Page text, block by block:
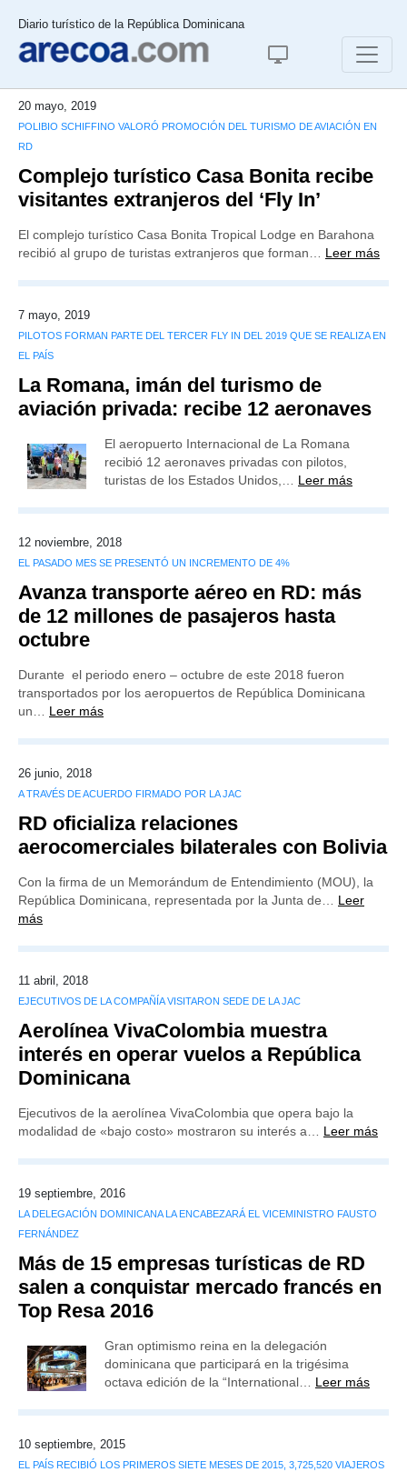
Diario turístico de la República Dominicana
20 mayo, 2019
POLIBIO SCHIFFINO VALORÓ PROMOCIÓN DEL TURISMO DE AVIACIÓN EN
RD
Complejo turístico Casa Bonita recibe
visitantes extranjeros del ‘Fly In’
El complejo turístico Casa Bonita Tropical Lodge en Barahona
recibió al grupo de turistas extranjeros que forman… Leer más
7 mayo, 2019
PILOTOS FORMAN PARTE DEL TERCER FLY IN DEL 2019 QUE SE REALIZA EN
EL PAÍS
La Romana, imán del turismo de
aviación privada: recibe 12 aeronaves
El aeropuerto Internacional de La Romana
recibió 12 aeronaves privadas con pilotos,
turistas de los Estados Unidos,… Leer más
12 noviembre, 2018
EL PASADO MES SE PRESENTÓ UN INCREMENTO DE 4%
Avanza transporte aéreo en RD: más
de 12 millones de pasajeros hasta
octubre
Durante el periodo enero – octubre de este 2018 fueron
transportados por los aeropuertos de República Dominicana
un… Leer más
26 junio, 2018
A TRAVÉS DE ACUERDO FIRMADO POR LA JAC
RD oficializa relaciones
aerocomerciales bilaterales con Bolivia
Con la firma de un Memorándum de Entendimiento (MOU), la
República Dominicana, representada por la Junta de… Leer
más
11 abril, 2018
EJECUTIVOS DE LA COMPAÑÍA VISITARON SEDE DE LA JAC
Aerolínea VivaColombia muestra
interés en operar vuelos a República
Dominicana
Ejecutivos de la aerolínea VivaColombia que opera bajo la
modalidad de «bajo costo» mostraron su interés a… Leer más
19 septiembre, 2016
LA DELEGACIÓN DOMINICANA LA ENCABEZARÁ EL VICEMINISTRO FAUSTO
FERNÁNDEZ
Más de 15 empresas turísticas de RD
salen a conquistar mercado francés en
Top Resa 2016
Gran optimismo reina en la delegación
dominicana que participará en la trigésima
octava edición de la “International… Leer más
10 septiembre, 2015
EL PAÍS RECIBIÓ LOS PRIMEROS SIETE MESES DE 2015, 3,725,520 VIAJEROS